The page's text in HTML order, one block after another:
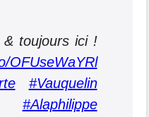
toujours ici !
OFUseWaYRl
#Vauquelin
#Alaphilippe